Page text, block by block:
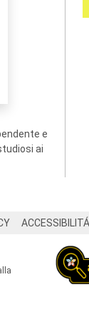
e
ai
ACCESSIBILITÁ